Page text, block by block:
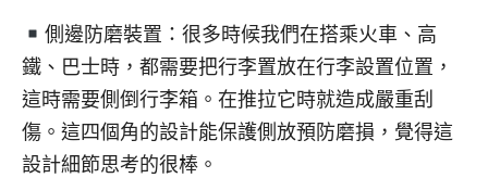
側邊防磨裝置：很多時候我們在搭乘火車、高
鐵、巴士時，都需要把行李置放在行李設置位置，
這時需要側倒行李箱。在推拉它時就造成嚴重刮
傷。這四個角的設計能保護側放預防磨損，覺得這
設計細節思考的很棒。